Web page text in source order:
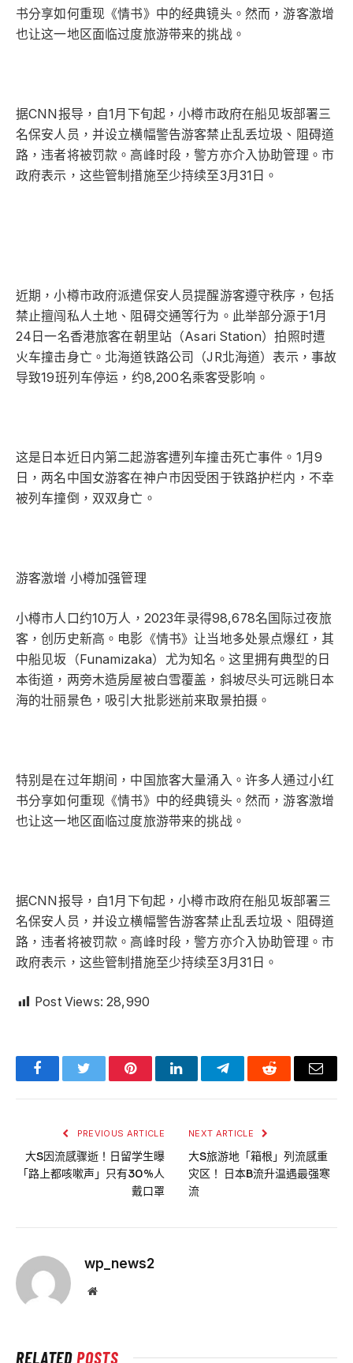
书分享如何重现《情书》中的经典镜头。然而，游客激增
也让这一地区面临过度旅游带来的挑战。
据CNN报导，自1月下旬起，小樽市政府在船见坂部署三
名保安人员，并设立横幅警告游客禁止乱丢垃圾、阻碍道
路，违者将被罚款。高峰时段，警方亦介入协助管理。市
政府表示，这些管制措施至少持续至3月31日。
近期，小樽市政府派遣保安人员提醒游客遵守秩序，包括
禁止擅闯私人土地、阻碍交通等行为。此举部分源于1月
24日一名香港旅客在朝里站（Asari Station）拍照时遭
火车撞击身亡。北海道铁路公司（JR北海道）表示，事故
导致19班列车停运，约8,200名乘客受影响。
这是日本近日内第二起游客遭列车撞击死亡事件。1月9
日，两名中国女游客在神户市因受困于铁路护栏内，不幸
被列车撞倒，双双身亡。
游客激增 小樽加强管理
小樽市人口约10万人，2023年录得98,678名国际过夜旅
客，创历史新高。电影《情书》让当地多处景点爆红，其
中船见坂（Funamizaka）尤为知名。这里拥有典型的日
本街道，两旁木造房屋被白雪覆盖，斜坡尽头可远眺日本
海的壮丽景色，吸引大批影迷前来取景拍摄。
特别是在过年期间，中国旅客大量涌入。许多人通过小红
书分享如何重现《情书》中的经典镜头。然而，游客激增
也让这一地区面临过度旅游带来的挑战。
据CNN报导，自1月下旬起，小樽市政府在船见坂部署三
名保安人员，并设立横幅警告游客禁止乱丢垃圾、阻碍道
路，违者将被罚款。高峰时段，警方亦介入协助管理。市
政府表示，这些管制措施至少持续至3月31日。
Post Views: 28,990
FacebookTwitter PinterestLinkedInTelegramReddit Email
PREVIOUS ARTICLE
大S因流感骤逝！日留学生曝
「路上都咳嗽声」只有30%人
戴口罩
NEXT ARTICLE
大S旅游地「箱根」列流感重
灾区！ 日本B流升温遇最强寒
流
wp_news2
Website
RELATEDPOSTS